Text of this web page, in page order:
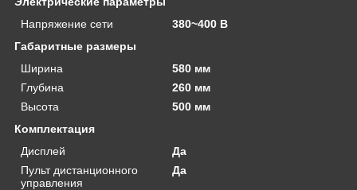
Напряжение сети
380~400 В
Габаритные размеры
Ширина
580 мм
Глубина
260 мм
Высота
500 мм
Комплектация
Дисплей
Да
Пульт дистанционного
управления
Да